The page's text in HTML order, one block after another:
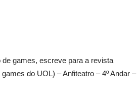
games, escreve para a revista
do UOL) – Anfiteatro – 4º Andar –